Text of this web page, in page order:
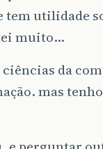
tem utilidade
muito…
da
mas